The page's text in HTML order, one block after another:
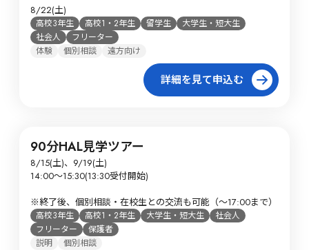
8/22(土)
高校3年生 高校1・2年生 留学生
大学生・短大生
社会人
フリーター
体験
個別相談 遠方向け
詳細を見て申込む
90分HAL見学ツアー
8/15(土)、9/19(土)
14:00～15:30(13:30受付開始)
※終了後、個別相談・在校生との交流も可能（～17:00まで）
高校3年生 高校1・2年生 大学生・短大生
社会人
フリーター
保護者
説明
個別相談